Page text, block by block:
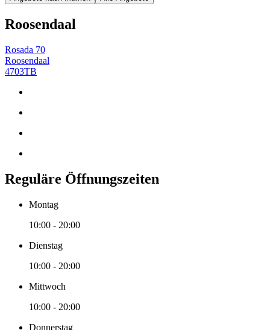
Roosendaal
Rosada 70
Roosendaal
4703TB
Reguläre Öffnungszeiten
Montag
10:00 - 20:00
Dienstag
10:00 - 20:00
Mittwoch
10:00 - 20:00
Donnerstag